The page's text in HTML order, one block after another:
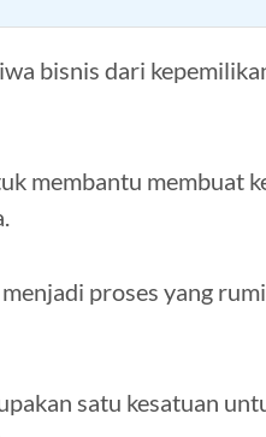
bisnis dari
membantu membuat
proses yang
satu kesatuan